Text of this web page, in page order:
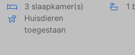
3 slaapkamer(s)
1
Huisdieren
toegestaan